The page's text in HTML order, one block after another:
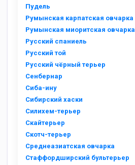
Пудель
Румынская карпатская овчарка
Румынская миоритская овчарка
Русский спаниель
Русский той
Русский чёрный терьер
Сенбернар
Сиба-ину
Сибирский хаски
Силихем-терьер
Скайтерьер
Скотч-терьер
Среднеазиатская овчарка
Стаффордширский бультерьер